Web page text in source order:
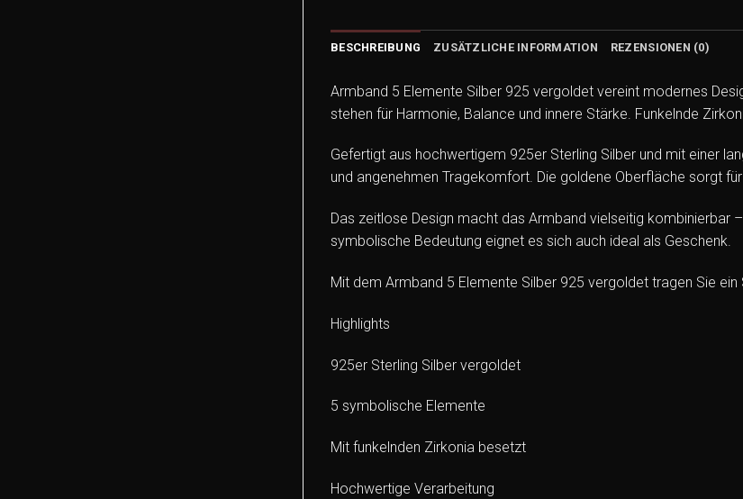
BESCHREIBUNG ZUSÄTZLICHE INFORMATION REZENSIONEN (0)
Armband 5 Elemente Silber 925 vergoldet vereint modernes
stehen für Harmonie, Balance und innere Stärke. Funkelnde
Gefertigt aus hochwertigem 925er Sterling Silber und mit einer
und angenehmen Tragekomfort. Die goldene Oberfläche sorgt
Das zeitlose Design macht das Armband vielseitig kombinierbar
symbolische Bedeutung eignet es sich auch ideal als Geschenk.
Mit dem Armband 5 Elemente Silber 925 vergoldet tragen Sie
Highlights
925er Sterling Silber vergoldet
5 symbolische Elemente
Mit funkelnden Zirkonia besetzt
Hochwertige Verarbeitung